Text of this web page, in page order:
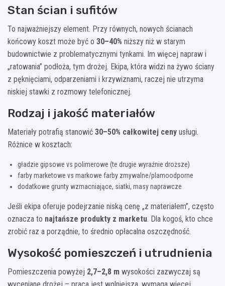
Stan ścian i sufitów
To najważniejszy element. Przy równych, nowych ścianach
końcowy koszt może być o 30–40% niższy niż w starym
budownictwie z problematycznymi tynkami. Im więcej napraw i
„ratowania” podłoża, tym drożej. Ekipa, która widzi na żywo ściany
z pęknięciami, odparzeniami i krzywiznami, raczej nie utrzyma
niskiej stawki z rozmowy telefonicznej.
Rodzaj i jakość materiałów
Materiały potrafią stanowić 30–50% całkowitej ceny usługi.
Różnice w kosztach:
gładzie gipsowe vs polimerowe (te drugie wyraźnie droższe)
farby marketowe vs markowe farby zmywalne/plamoodporne
dodatkowe grunty wzmacniające, siatki, masy naprawcze
Jeśli ekipa oferuje podejrzanie niską cenę „z materiałem”, często
oznacza to najtańsze produkty z marketu. Dla kogoś, kto chce
zrobić raz a porządnie, to średnio opłacalna oszczędność.
Wysokość pomieszczeń i utrudnienia
Pomieszczenia powyżej 2,7–2,8 m wysokości zazwyczaj są